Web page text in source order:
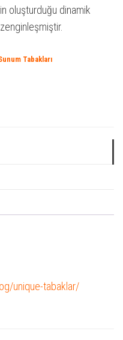
oluşturduğu dinamik
Tabakları
unique-tabaklar/